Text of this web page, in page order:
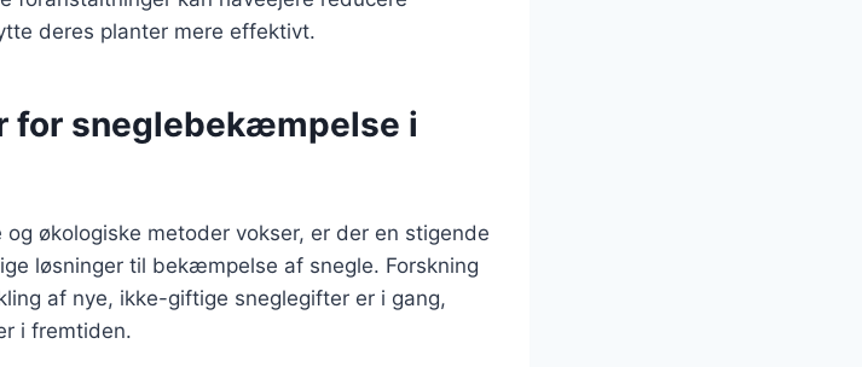
deres planter mere effektivt.
for sneglebekæmpelse i
økologiske metoder vokser, er der en stigende
løsninger til bekæmpelse af snegle. Forskning
af nye, ikke-giftige sneglegifter er i gang,
i fremtiden.